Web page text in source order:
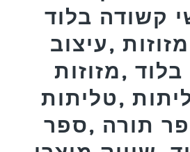
קשודה בלוד
,עיצוב
בלוד ,מזוזות
,טליתות
תורה ,ספר